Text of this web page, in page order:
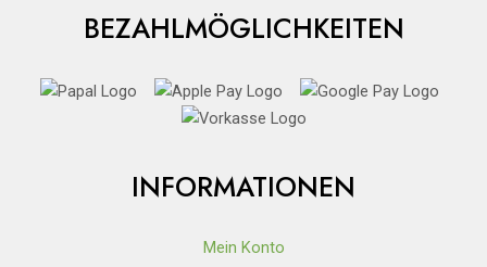
BEZAHLMÖGLICHKEITEN
INFORMATIONEN
Mein Konto